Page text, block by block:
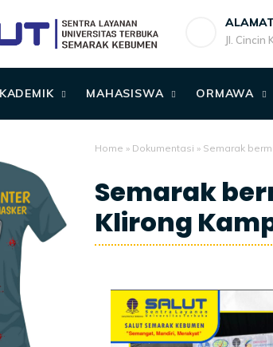
ALAMAT
Jl. Cincin
MAHASISWA ORMAWA
Home » Dokumentasi » Semarak
Semarak
Klirong